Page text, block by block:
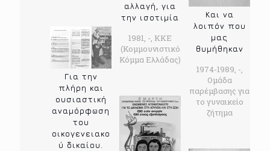
Για την
πλήρη και
ουσιαστική
αναμόρφωση
του
οικογενειακο
ύ δικαίου.
αλλαγή, για
την ισοτιμία
1981, -, ΚΚΕ
(Κομμουνιστικό
Κόμμα Ελλάδας)
Και να
λοιπόν που
μας
θυμήθηκαν
1974-1989, -,
Ομάδα
παρέμβασης για
το γυναικείο
ζήτημα